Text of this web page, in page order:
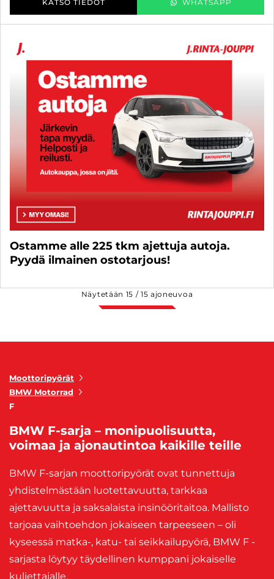
KATSO TIEDOT WHATSAPP
Ostamme alle 225 tkm ajettuja autoja.
Pyydä ilmainen ostotarjous!
Näytetään 15 /15 ajoneuvoa
Moottoripyörät
BMW Motorrad
F
BMW F-sarja – monipuolisuutta,
voimaa ja ajonautintoa kaikille teille
BMW F-sarjan moottoripyörät ovat tunnettuja
yhdistelmästään luotettavuutta, tarkkaa
ajettavuutta ja saksalaista insinööritaitoa. Mallisto
tarjoaa vaihtoehdon jokaiseen tarpeeseen – oli
kyseessä matka-, katu- tai seikkailupyörä, BMW F -
sarjasta löytyy täydellinen kumppani jokaiselle
kuljettajalle.